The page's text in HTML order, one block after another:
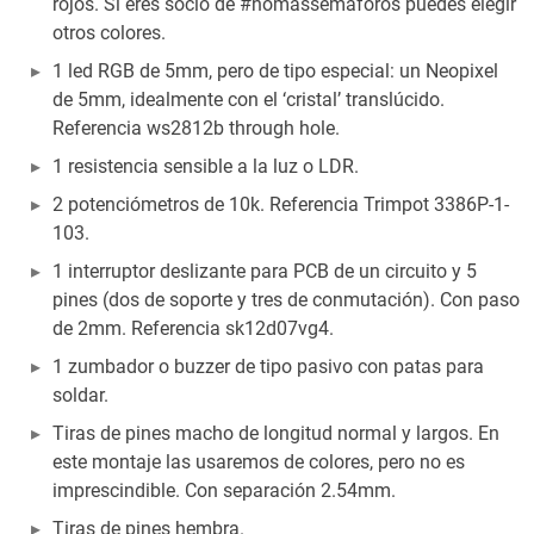
otros colores.
1 led RGB de 5mm, pero de tipo especial: un Neopixel
de 5mm, idealmente con el ‘cristal’ translúcido.
Referencia ws2812b through hole.
1 resistencia sensible a la luz o LDR.
2 potenciómetros de 10k. Referencia Trimpot 3386P-1-
103.
1 interruptor deslizante para PCB de un circuito y 5
pines (dos de soporte y tres de conmutación). Con paso
de 2mm. Referencia sk12d07vg4.
1 zumbador o buzzer de tipo pasivo con patas para
soldar.
Tiras de pines macho de longitud normal y largos. En
este montaje las usaremos de colores, pero no es
imprescindible. Con separación 2.54mm.
Tiras de pines hembra.